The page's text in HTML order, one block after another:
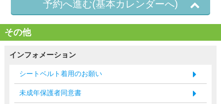
予約へ進む(基本カレンダーへ)
その他
インフォメーション
シートベルト着用のお願い
未成年保護者同意書